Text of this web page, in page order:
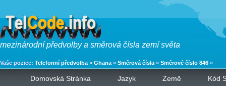
mezinárodní předvolby a směrová čísla zemí světa
Vaše pozice: Telefonní předvolba » Ghana » Směrová čísla » Směrové číslo 846 »
Domovská Stránka Jazyk Země Kód